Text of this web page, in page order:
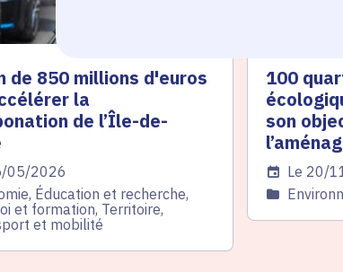
de 850 millions d'euros
la
de l’Île-de-
05/2026
Éducation et recherche,
et formation, Territoire,
et mobilité
100
son
Date de
Le 20/
Catégorie